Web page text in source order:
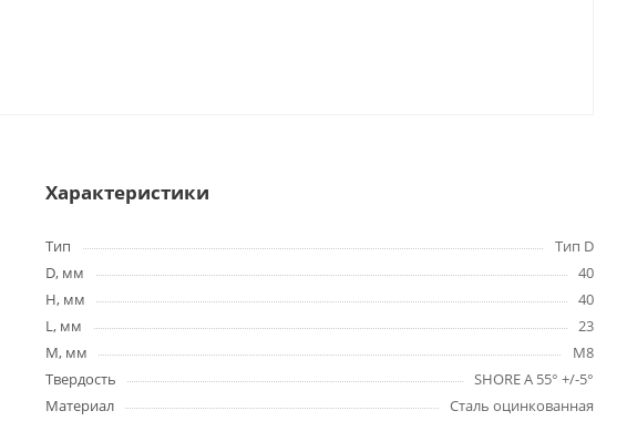
Характеристики
Тип
Тип D
D, мм
40
H, мм
40
L, мм
23
M, мм
M8
Твердость
SHORE A 55° +/-5°
Материал
Сталь оцинкованная